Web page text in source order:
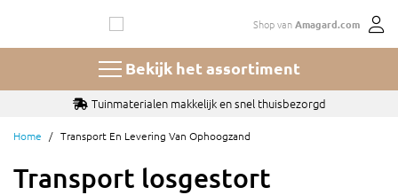
de
Shop vanAmagard.com
Bekijk het assortiment
Tuinmaterialen makkelijk en snel thuisbezorgd
Home Transport En Levering Van Ophoogzand
Transport losgestort